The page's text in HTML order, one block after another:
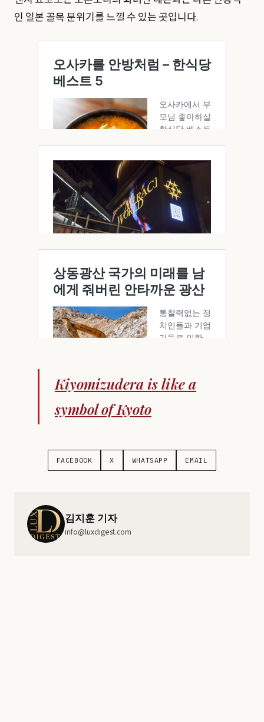
인 일본 골목 분위기를 느낄 수 있는 곳입니다.
Kiyomizudera is like a
symbol of Kyoto
FACEBOOK X WHATSAPP EMAIL
김지훈 기자
info@luxdigest.com